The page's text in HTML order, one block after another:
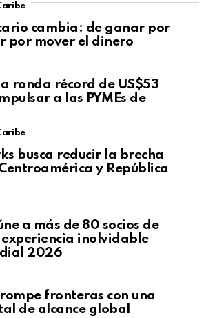
cambia: de ganar por
por mover el dinero
Not Safe For Work
Click to view this post
ronda récord de US$53
a las PYMEs de
busca reducir la brecha
y República
a más de 80 socios de
experiencia inolvidable
2026
fronteras con una
de alcance global